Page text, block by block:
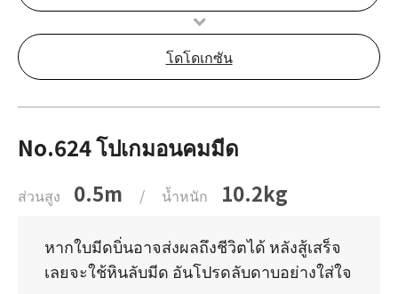
โดโดเกซัน
No.624 โปเกมอนคมมีด
ส่วนสูง 0.5m / น้ำหนัก 10.2kg
หากใบมีดบิ่นอาจส่งผลถึงชีวิตได้ หลังสู้เสร็จ
เลยจะใช้หินลับมีด อันโปรดลับดาบอย่างใส่ใจ